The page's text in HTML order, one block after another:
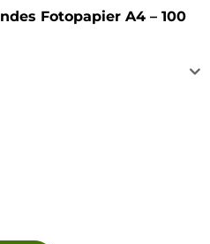
Fotopapier A4 – 100